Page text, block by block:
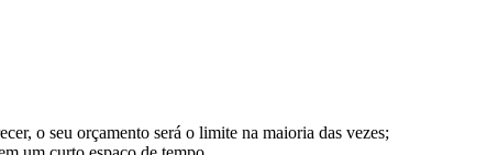
o seu orçamento será o limite na maioria das vezes;